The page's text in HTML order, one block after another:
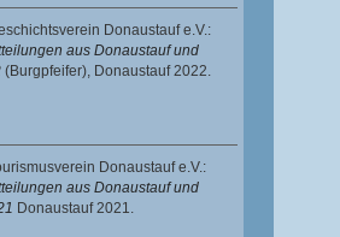
Donaustauf e.V.:
aus Donaustauf und
(Burgpfeifer), Donaustauf 2022.
Donaustauf e.V.:
aus Donaustauf und
Donaustauf 2021.